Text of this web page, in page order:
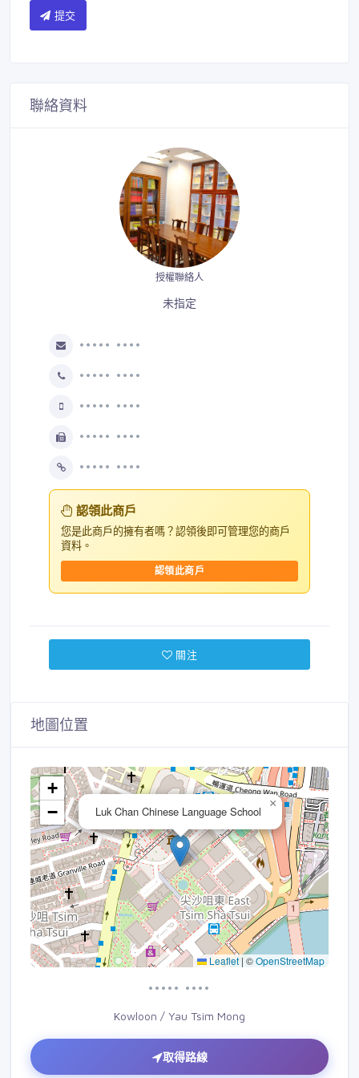
提交
聯絡資料
授權聯絡人
未指定
••••• ••••
••••• ••••
••••• ••••
••••• ••••
••••• ••••
認領此商戶
您是此商戶的擁有者嗎？認領後即可管理您的商戶
資料。
認領此商戶
關注
地圖位置
Luk Chan Chinese Language School
×
+
−
Leaflet | ©OpenStreetMap
••••• ••••
Kowloon / Yau Tsim Mong
取得路線